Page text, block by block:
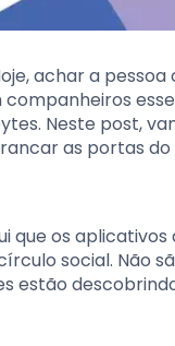
achar a
Neste post,
as portas do
que os aplicativos
social. Não
estão